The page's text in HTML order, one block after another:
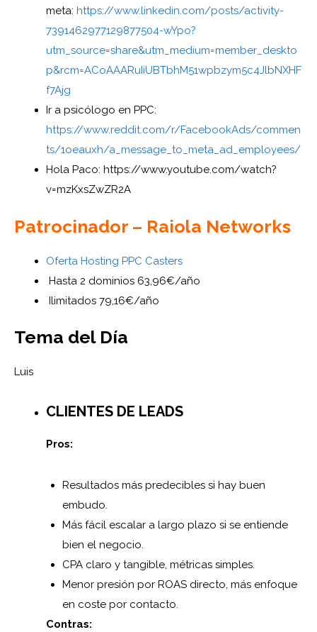
meta: https://www.linkedin.com/posts/activity-
7391462977129877504-wYpo?
utm_source=share&utm_medium=member_deskto
p&rcm=ACoAAARuIiUBTbhM51wpbzym5c4JlbNXHF
f7Ajg
Ir a psicólogo en PPC:
https://www.reddit.com/r/FacebookAds/commen
ts/1oeauxh/a_message_to_meta_ad_employees/
Hola Paco: https://www.youtube.com/watch?
v=mzKxsZwZR2A
Patrocinador – Raiola Networks
Oferta Hosting PPC Casters
Hasta 2 dominios 63,96€/año
Ilimitados 79,16€/año
Tema del Día
Luis
CLIENTES DE LEADS
Pros:
Resultados más predecibles si hay buen
embudo.
Más fácil escalar a largo plazo si se entiende
bien el negocio.
CPA claro y tangible, métricas simples.
Menor presión por ROAS directo, más enfoque
en coste por contacto.
Contras: